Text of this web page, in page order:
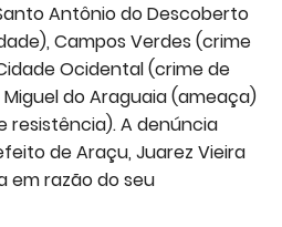
Antônio do Descoberto
Campos Verdes (crime
Ocidental (crime de
do Araguaia (ameaça)
resistência). A denúncia
de Araçu, Juarez Vieira
em razão do seu